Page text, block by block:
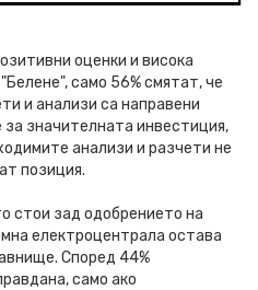
оценки и висока
само 56% смятат, че
и анализи са направени
значителната инвестиция,
анализи и разчети не
позиция.
стои зад одобрението на
електроцентрала остава
Според 44%
само ако